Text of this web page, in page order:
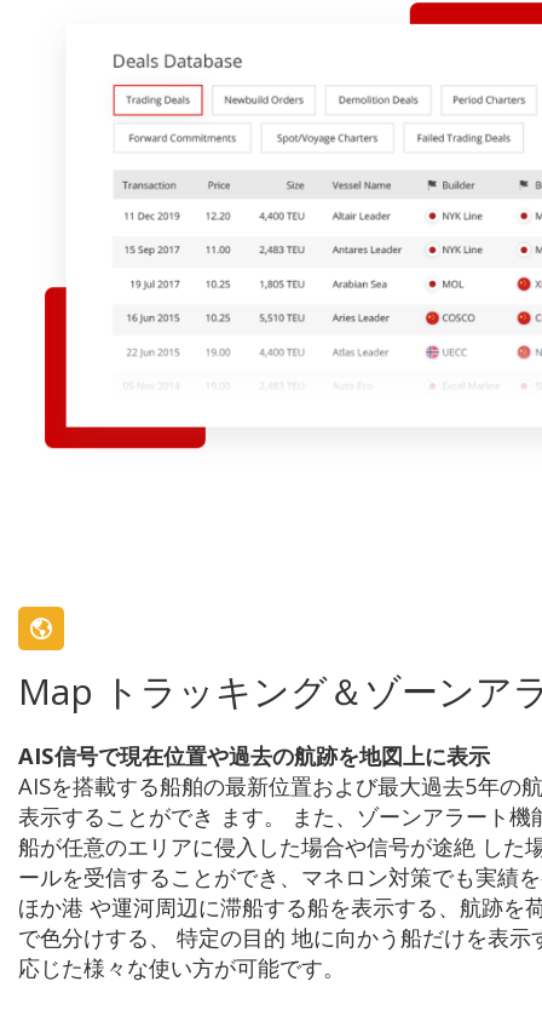
Map トラッキング＆ゾーンア
AIS信号で現在位置や過去の航跡を地図上に表示
AISを搭載する船舶の最新位置および最大過去5年の
表示することができ ます。 また、ゾーンアラート機
船が任意のエリアに侵入した場合や信号が途絶 した
ールを受信することができ、マネロン対策でも実績
ほか港 や運河周辺に滞船する船を表示する、航跡を
で色分けする、 特定の目的 地に向かう船だけを表示
応じた様々な使い方が可能です。